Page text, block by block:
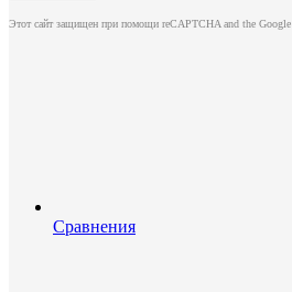
Этот сайт защищен при помощи reCAPTCHA and the Google
Сравнения